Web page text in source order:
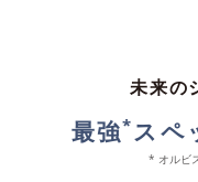
未来の
最強*スペ
* オルビ